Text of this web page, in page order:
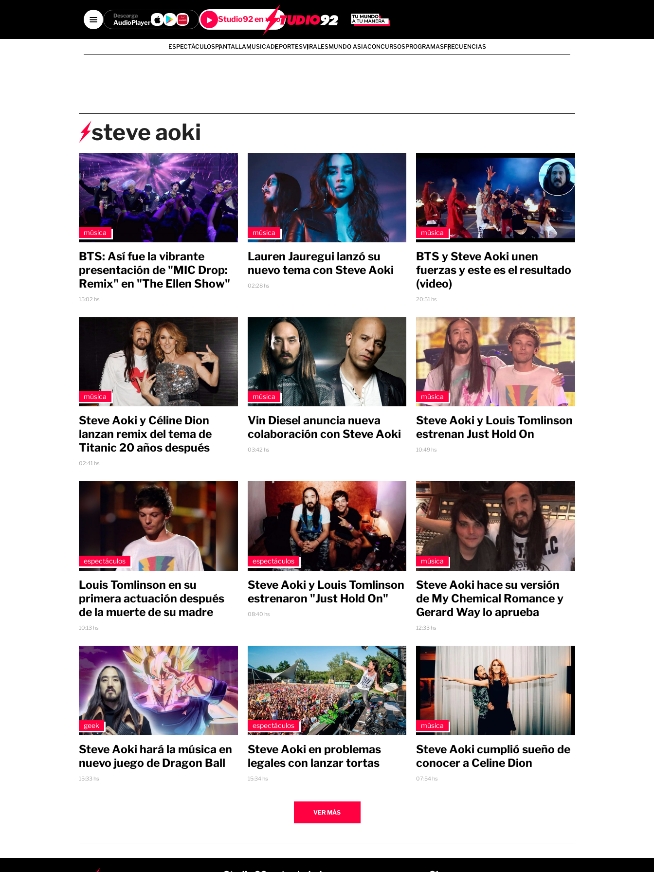
Descarga
AudioPlayer Studio92 en vivo
ESPECTÁCULOSPANTALLAMUSICADEPORTESVIRALESMUNDO ASIACONCURSOSPROGRAMASFRECUENCIAS
steve aoki
música
BTS: Así fue la vibrante
presentación de "MIC Drop:
Remix" en "The Ellen Show"
15:02 hs
música
Lauren Jauregui lanzó su
nuevo tema con Steve Aoki
02:28 hs
música
BTS y Steve Aoki unen
fuerzas y este es el resultado
(video)
20:51 hs
música
Steve Aoki y Céline Dion
lanzan remix del tema de
Titanic 20 años después
02:41 hs
música
Vin Diesel anuncia nueva
colaboración con Steve Aoki
03:42 hs
música
Steve Aoki y Louis Tomlinson
estrenan Just Hold On
10:49 hs
espectáculos
Louis Tomlinson en su
primera actuación después
de la muerte de su madre
10:13 hs
espectáculos
Steve Aoki y Louis Tomlinson
estrenaron "Just Hold On"
08:40 hs
música
Steve Aoki hace su versión
de My Chemical Romance y
Gerard Way lo aprueba
12:33 hs
geek
Steve Aoki hará la música en
nuevo juego de Dragon Ball
15:33 hs
espectáculos
Steve Aoki en problemas
legales con lanzar tortas
15:34 hs
música
Steve Aoki cumplió sueño de
conocer a Celine Dion
07:54 hs
VER MÁS